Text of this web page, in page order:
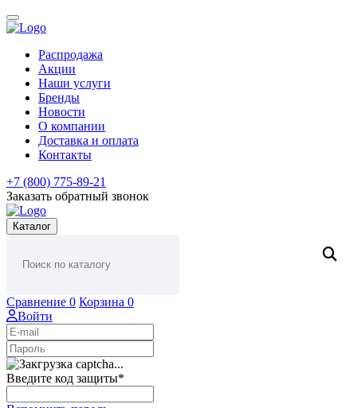
Распродажа
Акции
Наши услуги
Бренды
Новости
О компании
Доставка и оплата
Контакты
+7 (800) 775-89-21
Заказать обратный звонок
Каталог
Сравнение 0 Корзина 0
Войти
Введите код защиты*